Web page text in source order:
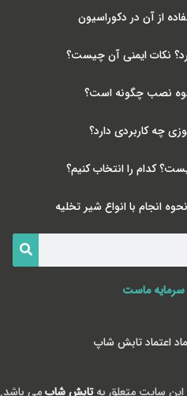
از آن در دکوراسیون
نکات ایمنی آن چیست؟
نصب چگونه است؟
کدام را انتخاب کنیم؟
انجام با انواع شیر تخلیه
سرمایه ماست
سایت متعلق بهتابش شاپمی باشد.